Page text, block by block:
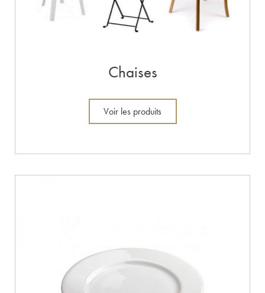
Chaises
Voir les produits